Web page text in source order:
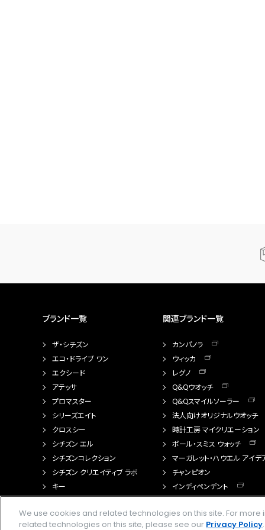
ブランド一覧
ザ・シチズン
エコ・ドライブ ワン
エクシード
アテッサ
プロマスター
シリーズエイト
クロスシー
シチズン エル
シチズンコレクション
シチズン クリエイティブ ラボ
キー
関連ブランド一覧
カンパノラ
ウィッカ
レグノ
Q&Qウオッチ
Q&Qスマイルソーラー
法人向けオリジナルウオッチ
時計工房 マイクリエーション
ポール・スミス ウォッチ
マーガレット・ハウエル アイデ
チャンピオン
インディペンデント
We use cookies and related technologies on this site. For
related technologies on this site, please see our Privacy Policy